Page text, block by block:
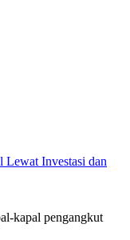
Investasi dan
kapal pengangkut